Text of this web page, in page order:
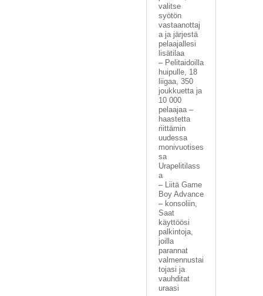
valitse
syötön
vastaanottaj
a ja järjestä
pelaajallesi
lisätilaa
– Pelitaidoilla
huipulle, 18
liigaa, 350
joukkuetta ja
10 000
pelaajaa –
haastetta
riittämin
uudessa
monivuotises
sa
Urapelitilass
a
– Liitä Game
Boy Advance
– konsoliin,
Saat
käyttöösi
palkintoja,
joilla
parannat
valmennustai
tojasi ja
vauhditat
uraasi